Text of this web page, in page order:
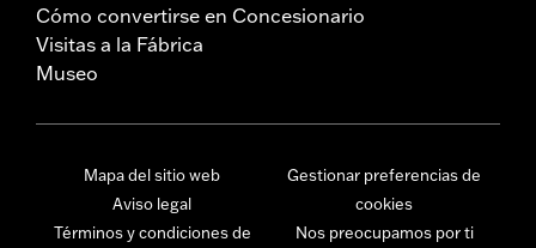
Cómo convertirse en Concesionario
Visitas a la Fábrica
Museo
Mapa del sitio web
Aviso legal
Términos y condiciones de
Gestionar preferencias de
cookies
Nos preocupamos por ti